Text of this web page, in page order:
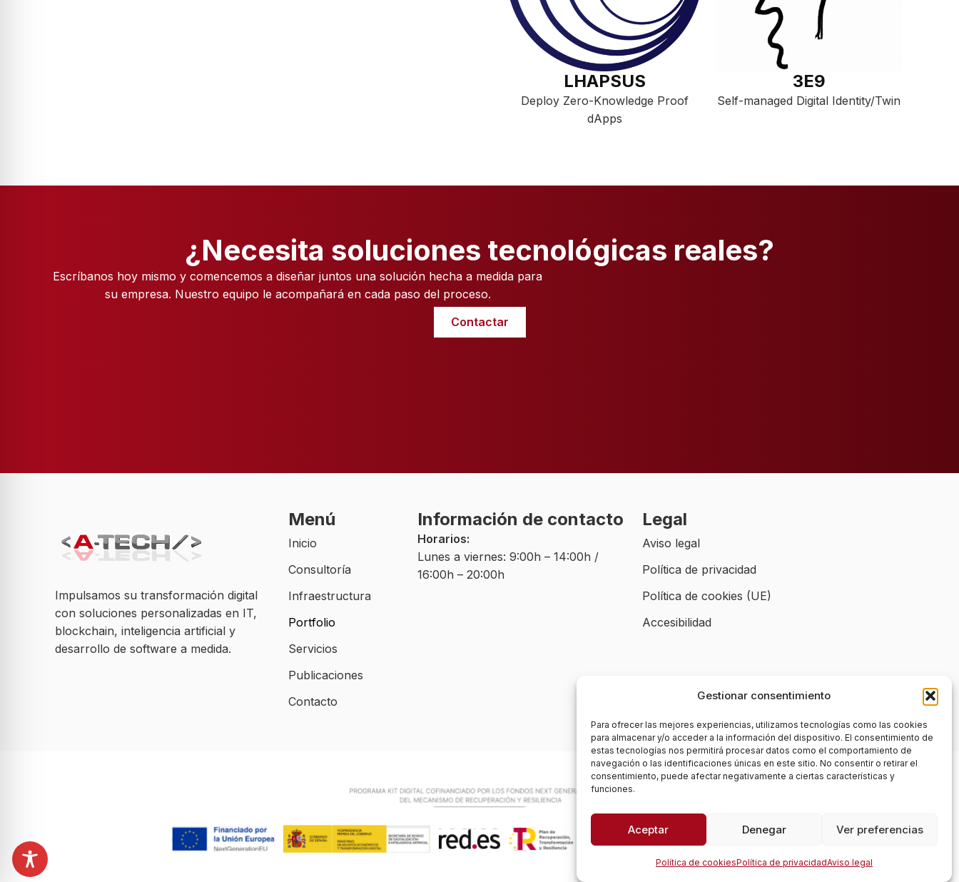
Gestionar consentimiento
Para ofrecer las mejores experiencias, utilizamos tecnologías como las cookies
para almacenar y/o acceder a la información del dispositivo. El consentimiento de
estas tecnologías nos permitirá procesar datos como el comportamiento de
navegación o las identificaciones únicas en este sitio. No consentir o retirar el
consentimiento, puede afectar negativamente a ciertas características y
funciones.
Aceptar Denegar Ver preferencias
Política de cookiesPolítica de privacidadAviso legal
LHAPSUS
Deploy Zero-Knowledge Proof
dApps
3E9
Self-managed Digital Identity/Twin
¿Necesita soluciones tecnológicas reales?
Escríbanos hoy mismo y comencemos a diseñar juntos una solución hecha a medida para
su empresa. Nuestro equipo le acompañará en cada paso del proceso.
Contactar
Impulsamos su transformación digital
con soluciones personalizadas en IT,
blockchain, inteligencia artificial y
desarrollo de software a medida.
Menú
Inicio
Consultoría
Infraestructura
Portfolio
Servicios
Publicaciones
Contacto
Información de contacto
Horarios:
Lunes a viernes: 9:00h – 14:00h /
16:00h – 20:00h
Legal
Aviso legal
Política de privacidad
Política de cookies (UE)
Accesibilidad